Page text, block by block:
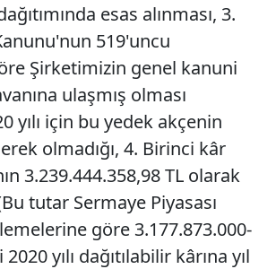
esas alınması, 3.
519'uncu
Şirketimizin genel kanuni
ulaşmış olması
yılı için bu yedek akçenin
olmadığı, 4. Birinci kâr
3.239.444.358,98 TL olarak
tutar Sermaye Piyasası
göre 3.177.873.000-
yılı dağıtılabilir kârına yıl